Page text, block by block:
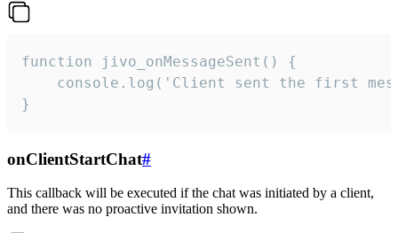
function jivo_onMessageSent() {
console.log('Client sent the first
}
onClientStartChat#
This callback will be executed if the chat was initiated by a client,
and there was no proactive invitation shown.